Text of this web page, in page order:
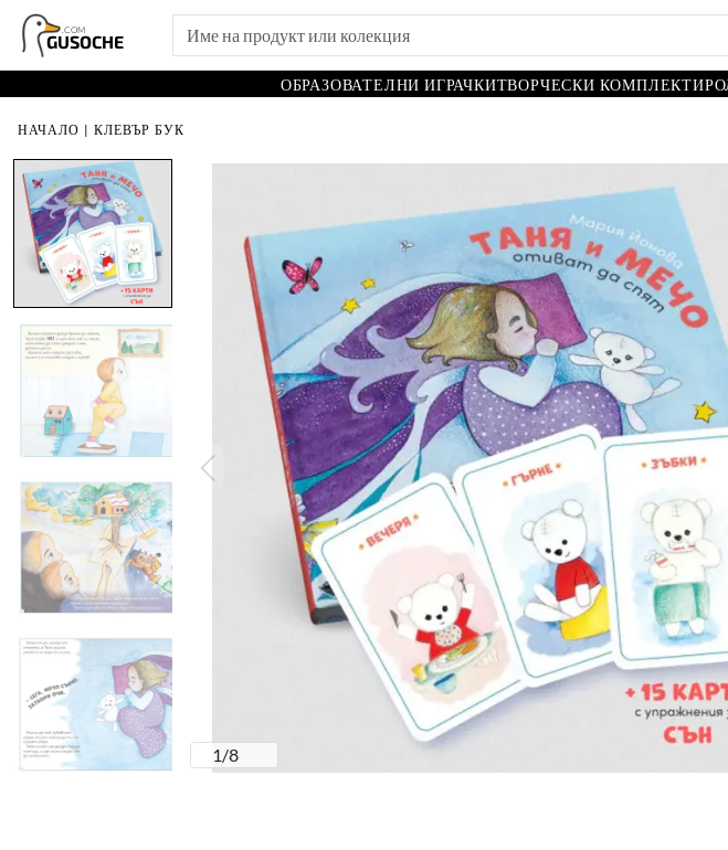
GUSOCHE
.COM
ОБРАЗОВАТЕЛНИ ИГРАЧКИТВОРЧЕСКИ КОМПЛЕКТИ
НАЧАЛО | КЛЕВЪР БУК
1/8